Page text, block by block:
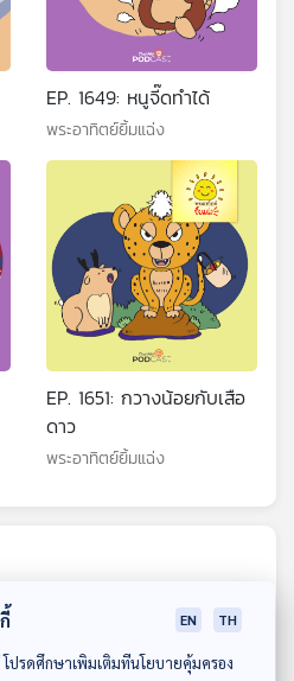
EP. 1649: หนูจี๊ดทำได้
พระอาทิตย์ยิ้มแฉ่ง
EP. 1651: กวางน้อยกับเสือ
ดาว
พระอาทิตย์ยิ้มแฉ่ง
EN TH
โปรดศึกษาเพิ่มเติมที่นโยบายคุ้มครอง